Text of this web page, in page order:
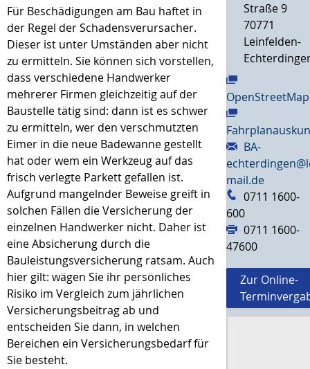
Für Beschädigungen am Bau haftet in
der Regel der Schadensverursacher.
Dieser ist unter Umständen aber nicht
zu ermitteln. Sie können sich vorstellen,
dass verschiedene Handwerker
mehrerer Firmen gleichzeitig auf der
Baustelle tätig sind: dann ist es schwer
zu ermitteln, wer den verschmutzten
Eimer in die neue Badewanne gestellt
hat oder wem ein Werkzeug auf das
frisch verlegte Parkett gefallen ist.
Aufgrund mangelnder Beweise greift in
solchen Fällen die Versicherung der
einzelnen Handwerker nicht. Daher ist
eine Absicherung durch die
Bauleistungsversicherung ratsam. Auch
hier gilt: wägen Sie ihr persönliches
Risiko im Vergleich zum jährlichen
Versicherungsbeitrag ab und
entscheiden Sie dann, in welchen
Bereichen ein Versicherungsbedarf für
Sie besteht.
Straße 9
70771
Leinfelden-
OpenStreetMap
BA-
mail.de
0711 1600-
600
0711 1600-
47600
Zur Online-